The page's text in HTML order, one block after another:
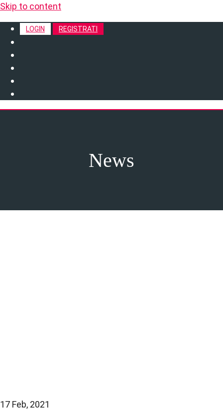
Skip to content
LOGIN REGISTRATI
News
17 Feb, 2021